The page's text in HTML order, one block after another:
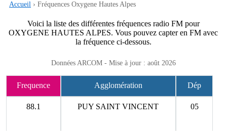
Accueil › Fréquences Oxygene Hautes Alpes
Voici la liste des différentes fréquences radio FM pour
OXYGENE HAUTES ALPES. Vous pouvez capter en FM avec
la fréquence ci-dessous.
Données ARCOM - Mise à jour : août 2026
Frequence Agglomération Dép
88.1 PUY SAINT VINCENT 05